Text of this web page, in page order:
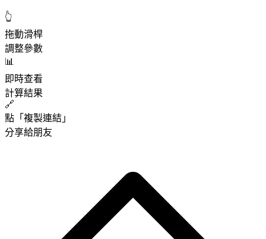
👆
拖動滑桿
調整參數
📊
即時查看
計算結果
🔗
點「複製連結」
分享給朋友